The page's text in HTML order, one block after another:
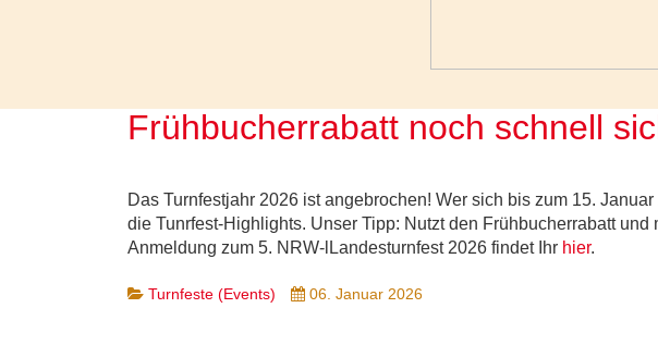
Frühbucherrabatt noch schnell
Das Turnfestjahr 2026 ist angebrochen! Wer sich bis zum 15.
die Tunrfest-Highlights. Unser Tipp: Nutzt den Frühbucherrabatt
Anmeldung zum 5. NRW-lLandesturnfest 2026 findet Ihr hier.
Turnfeste (Events) 06. Januar 2026